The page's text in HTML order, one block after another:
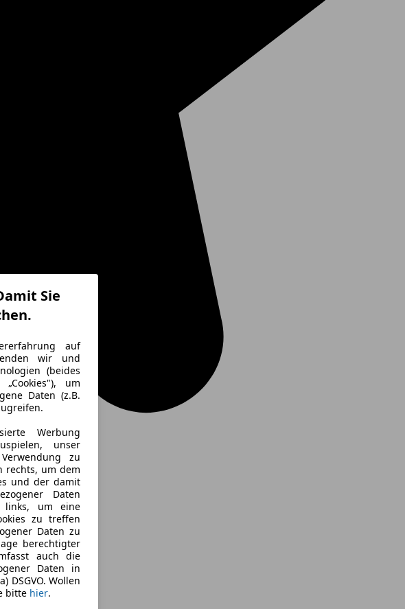
Sie
auf
wir und
(beides
um
Daten (z.B.
Werbung
unser
zu
rechts, um dem
und der damit
Daten
links, um eine
zu treffen
Daten zu
berechtigter
auch die
Daten in
DSGVO. Wollen
bitte hier.